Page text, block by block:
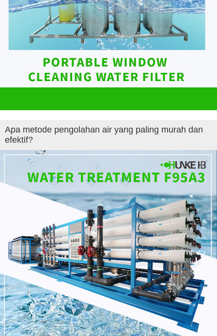
Apa metode pengolahan air yang paling murah dan
efektif?